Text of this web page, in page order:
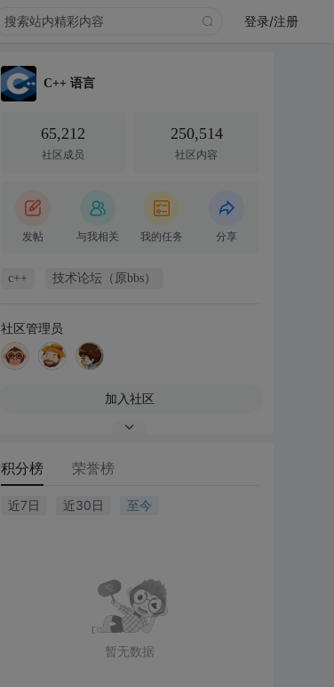
登录/注册
C++ 语言
65,212
社区成员
250,514
社区内容
发帖 与我相关 我的任务 分享
c++ 技术论坛（原bbs）
社区管理员
加入社区
积分榜 荣誉榜
近7日 近30日 至今
暂无数据